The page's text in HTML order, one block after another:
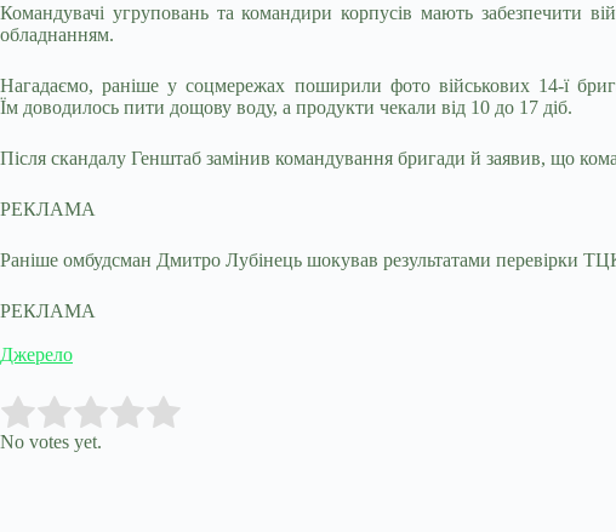
Командувачі угруповань та командири корпусів мають забезпечити
обладнанням.
Нагадаємо, раніше у соцмережах поширили фото військових 14-ї
Їм доводилось пити дощову воду, а продукти чекали від 10 до 17 діб.
Після скандалу Генштаб замінив командування бригади й заявив, що
РЕКЛАМА
Раніше омбудсман Дмитро Лубінець шокував результатами перевірки
РЕКЛАМА
Джерело
Rate this item:
No votes yet.